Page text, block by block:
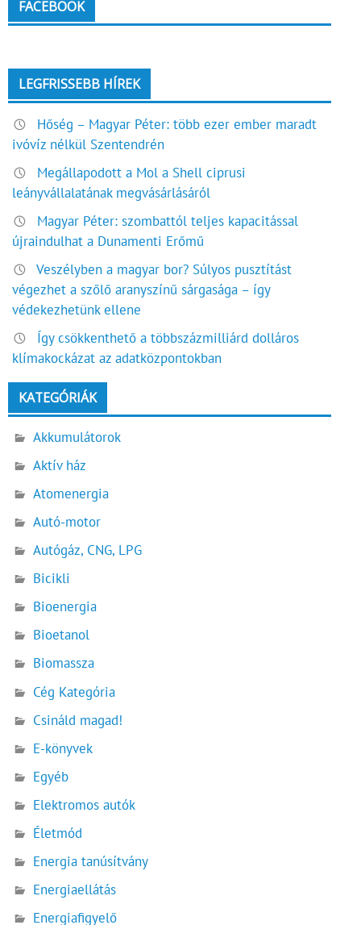
FACEBOOK
LEGFRISSEBB HÍREK
Hőség – Magyar Péter: több ezer ember maradt
ivóvíz nélkül Szentendrén
Megállapodott a Mol a Shell ciprusi
leányvállalatának megvásárlásáról
Magyar Péter: szombattól teljes kapacitással
újraindulhat a Dunamenti Erőmű
Veszélyben a magyar bor? Súlyos pusztítást
végezhet a szőlő aranyszínű sárgasága – így
védekezhetünk ellene
Így csökkenthető a többszázmilliárd dolláros
klímakockázat az adatközpontokban
KATEGÓRIÁK
Akkumulátorok
Aktív ház
Atomenergia
Autó-motor
Autógáz, CNG, LPG
Bicikli
Bioenergia
Bioetanol
Biomassza
Cég Kategória
Csináld magad!
E-könyvek
Egyéb
Elektromos autók
Életmód
Energia tanúsítvány
Energiaellátás
Energiafigyelő